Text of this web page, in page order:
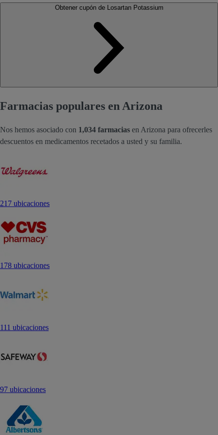
Farmacias populares en Arizona
Nos hemos asociado con 1,034 farmacias en Arizona para ofrecerles
descuentos en medicamentos recetados a usted y su familia.
217 ubicaciones
178 ubicaciones
111 ubicaciones
97 ubicaciones